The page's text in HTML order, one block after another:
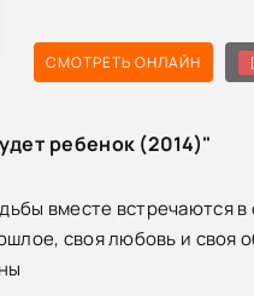
СМОТРЕТЬ ОНЛАЙН
ребенок (2014)"
вместе встречаются
своя любовь и своя